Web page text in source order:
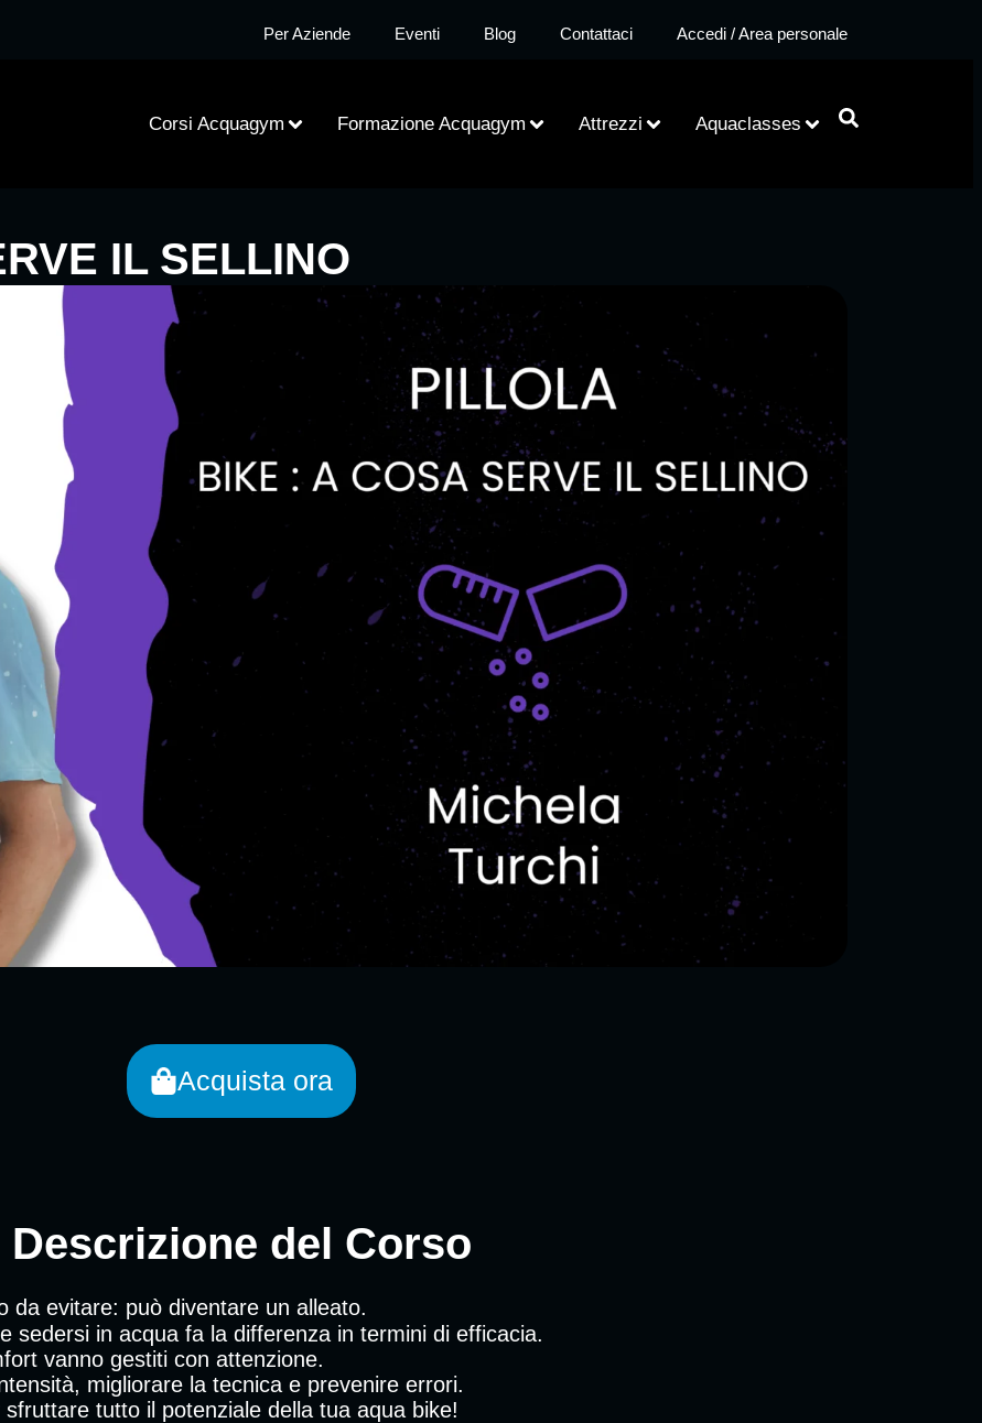
Per Aziende Eventi Blog Contattaci Accedi / Area personale
Corsi Acquagym Formazione Acquagym Attrezzi Aquaclasses
IL SELLINO
Acquista ora
Descrizione del Corso
da evitare: può diventare un alleato.
sedersi in acqua fa la differenza in termini di efficacia.
vanno gestiti con attenzione.
migliorare la tecnica e prevenire errori.
tutto il potenziale della tua aqua bike!